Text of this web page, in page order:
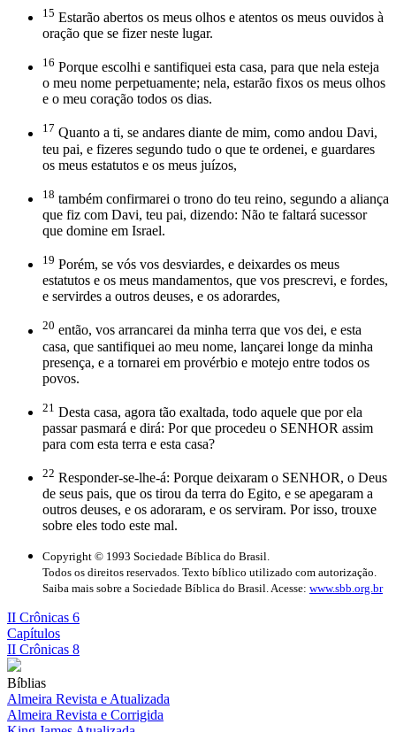
15 Estarão abertos os meus olhos e atentos os meus ouvidos à
oração que se fizer neste lugar.
16 Porque escolhi e santifiquei esta casa, para que nela esteja
o meu nome perpetuamente; nela, estarão fixos os meus olhos
e o meu coração todos os dias.
17 Quanto a ti, se andares diante de mim, como andou Davi,
teu pai, e fizeres segundo tudo o que te ordenei, e guardares
os meus estatutos e os meus juízos,
18 também confirmarei o trono do teu reino, segundo a aliança
que fiz com Davi, teu pai, dizendo: Não te faltará sucessor
que domine em Israel.
19 Porém, se vós vos desviardes, e deixardes os meus
estatutos e os meus mandamentos, que vos prescrevi, e fordes,
e servirdes a outros deuses, e os adorardes,
20 então, vos arrancarei da minha terra que vos dei, e esta
casa, que santifiquei ao meu nome, lançarei longe da minha
presença, e a tornarei em provérbio e motejo entre todos os
povos.
21 Desta casa, agora tão exaltada, todo aquele que por ela
passar pasmará e dirá: Por que procedeu o SENHOR assim
para com esta terra e esta casa?
22 Responder-se-lhe-á: Porque deixaram o SENHOR, o Deus
de seus pais, que os tirou da terra do Egito, e se apegaram a
outros deuses, e os adoraram, e os serviram. Por isso, trouxe
sobre eles todo este mal.
Copyright © 1993 Sociedade Bíblica do Brasil.
Todos os direitos reservados. Texto bíblico utilizado com autorização.
Saiba mais sobre a Sociedade Bíblica do Brasil. Acesse: www.sbb.org.br
II Crônicas 6
Capítulos
II Crônicas 8
Bíblias
Almeira Revista e Atualizada
Almeira Revista e Corrigida